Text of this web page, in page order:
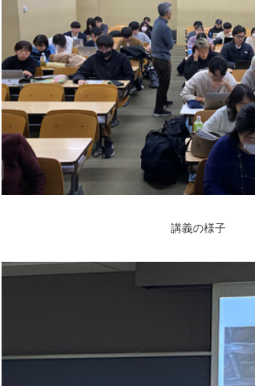
講義の様子